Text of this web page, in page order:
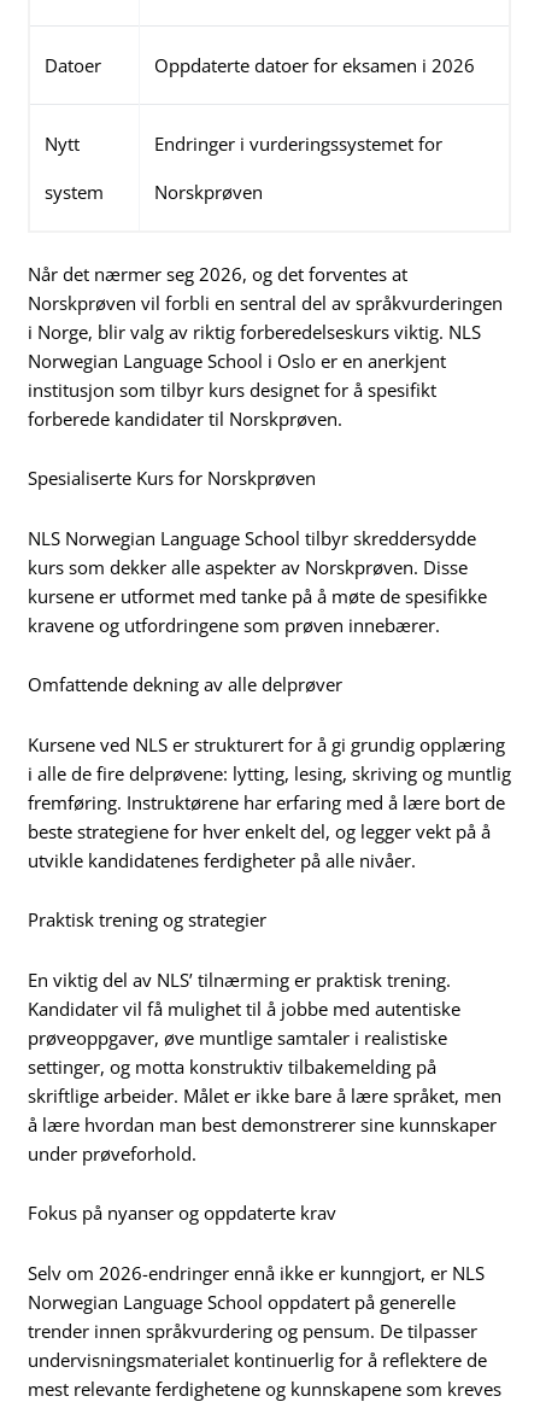
Datoer Oppdaterte datoer for eksamen i 2026
Nytt
system
Endringer i vurderingssystemet for
Norskprøven
Når det nærmer seg 2026, og det forventes at
Norskprøven vil forbli en sentral del av språkvurderingen
i Norge, blir valg av riktig forberedelseskurs viktig. NLS
Norwegian Language School i Oslo er en anerkjent
institusjon som tilbyr kurs designet for å spesifikt
forberede kandidater til Norskprøven.
Spesialiserte Kurs for Norskprøven
NLS Norwegian Language School tilbyr skreddersydde
kurs som dekker alle aspekter av Norskprøven. Disse
kursene er utformet med tanke på å møte de spesifikke
kravene og utfordringene som prøven innebærer.
Omfattende dekning av alle delprøver
Kursene ved NLS er strukturert for å gi grundig opplæring
i alle de fire delprøvene: lytting, lesing, skriving og muntlig
fremføring. Instruktørene har erfaring med å lære bort de
beste strategiene for hver enkelt del, og legger vekt på å
utvikle kandidatenes ferdigheter på alle nivåer.
Praktisk trening og strategier
En viktig del av NLS’ tilnærming er praktisk trening.
Kandidater vil få mulighet til å jobbe med autentiske
prøveoppgaver, øve muntlige samtaler i realistiske
settinger, og motta konstruktiv tilbakemelding på
skriftlige arbeider. Målet er ikke bare å lære språket, men
å lære hvordan man best demonstrerer sine kunnskaper
under prøveforhold.
Fokus på nyanser og oppdaterte krav
Selv om 2026-endringer ennå ikke er kunngjort, er NLS
Norwegian Language School oppdatert på generelle
trender innen språkvurdering og pensum. De tilpasser
undervisningsmaterialet kontinuerlig for å reflektere de
mest relevante ferdighetene og kunnskapene som kreves